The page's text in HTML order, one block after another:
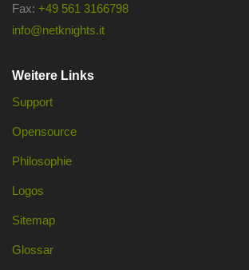
Fax: +49 561 3166798
info@netknights.it
Weitere Links
Support
Opensource
Philosophie
Logos
Sitemap
Glossar